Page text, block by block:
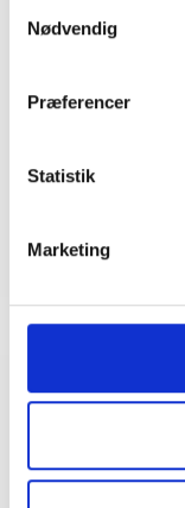
Nødvendig
Præferencer
Statistik
Marketing
Relateret indhold
BL INFORMERER